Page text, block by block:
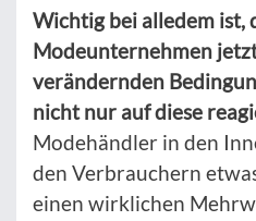
Wichtig bei alledem ist,
Modeunternehmen
verändernden
nicht nur auf diese
Modehändler in den
den Verbrauchern
einen wirklichen